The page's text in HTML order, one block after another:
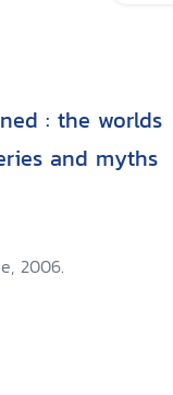
: the worlds
and myths
2006.